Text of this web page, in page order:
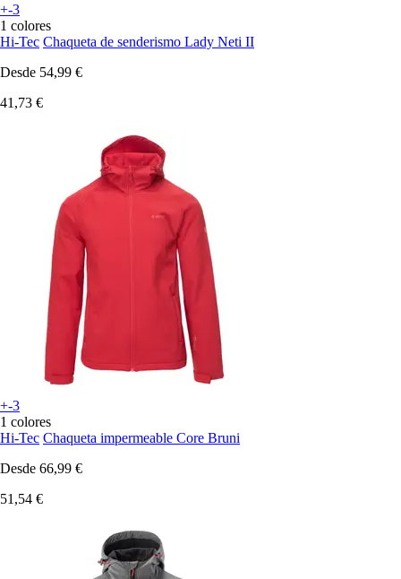
+-3
1 colores
Hi-Tec Chaqueta de senderismo Lady Neti II
Desde 54,99 €
41,73 €
+-3
1 colores
Hi-Tec Chaqueta impermeable Core Bruni
Desde 66,99 €
51,54 €